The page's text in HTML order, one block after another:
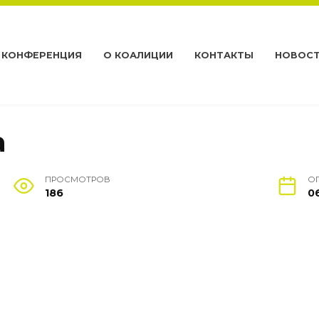
КОНФЕРЕНЦИЯ О КОАЛИЦИИ КОНТАКТЫ
ПРОСМОТРОВ
186